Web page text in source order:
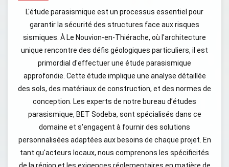
L'étude parasismique est un processus essentiel pour
garantir la sécurité des structures face aux risques
sismiques. À Le Nouvion-en-Thiérache, où l'architecture
unique rencontre des défis géologiques particuliers, il est
primordial d'effectuer une étude parasismique
approfondie. Cette étude implique une analyse détaillée
des sols, des matériaux de construction, et des normes de
conception. Les experts de notre bureau d’études
parasismique, BET Sodeba, sont spécialisés dans ce
domaine et s'engagent à fournir des solutions
personnalisées adaptées aux besoins de chaque projet. En
tant qu'acteurs locaux, nous comprenons les spécificités
de la région et les exigences réglementaires en matière de